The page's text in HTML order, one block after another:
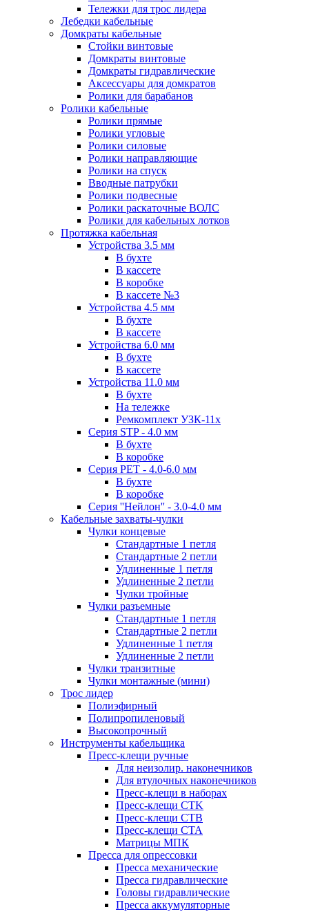
Тележки для трос лидера
Лебедки кабельные
Домкраты кабельные
Стойки винтовые
Домкраты винтовые
Домкраты гидравлические
Аксессуары для домкратов
Ролики для барабанов
Ролики кабельные
Ролики прямые
Ролики угловые
Ролики силовые
Ролики направляющие
Ролики на спуск
Вводные патрубки
Ролики подвесные
Ролики раскаточные ВОЛС
Ролики для кабельных лотков
Протяжка кабельная
Устройства 3.5 мм
В бухте
В кассете
В коробке
В кассете №3
Устройства 4.5 мм
В бухте
В кассете
Устройства 6.0 мм
В бухте
В кассете
Устройства 11.0 мм
В бухте
На тележке
Ремкомплект УЗК-11х
Серия STP - 4.0 мм
В бухте
В коробке
Серия PET - 4.0-6.0 мм
В бухте
В коробке
Серия ''Нейлон'' - 3.0-4.0 мм
Кабельные захваты-чулки
Чулки концевые
Стандартные 1 петля
Стандартные 2 петли
Удлиненные 1 петля
Удлиненные 2 петли
Чулки тройные
Чулки разъемные
Стандартные 1 петля
Стандартные 2 петли
Удлиненные 1 петля
Удлиненные 2 петли
Чулки транзитные
Чулки монтажные (мини)
Трос лидер
Полиэфирный
Полипропиленовый
Высокопрочный
Инструменты кабельщика
Пресс-клещи ручные
Для неизолир. наконечников
Для втулочных наконечников
Пресс-клещи в наборах
Пресс-клещи CTK
Пресс-клещи CTB
Пресс-клещи CTA
Матрицы МПК
Пресса для опрессовки
Пресса механические
Пресса гидравлические
Головы гидравлические
Пресса аккумуляторные